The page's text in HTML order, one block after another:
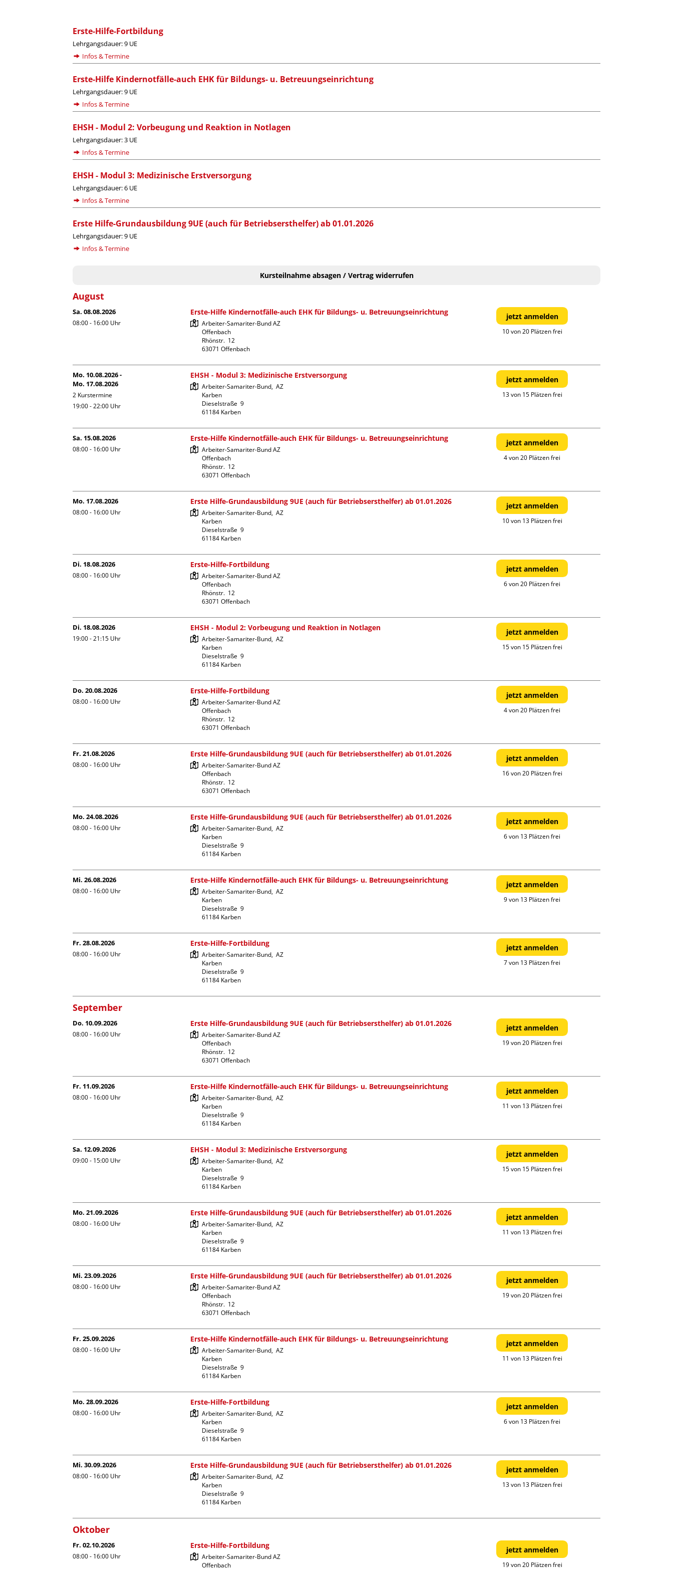
Erste-Hilfe-Fortbildung
Lehrgangsdauer: 9 UE
Infos & Termine
Erste-Hilfe Kindernotfälle-auch EHK für Bildungs- u. Betreuungseinrichtung
Lehrgangsdauer: 9 UE
Infos & Termine
EHSH - Modul 2: Vorbeugung und Reaktion in Notlagen
Lehrgangsdauer: 3 UE
Infos & Termine
EHSH - Modul 3: Medizinische Erstversorgung
Lehrgangsdauer: 6 UE
Infos & Termine
Erste Hilfe-Grundausbildung 9UE (auch für Betriebsersthelfer) ab 01.01.2026
Lehrgangsdauer: 9 UE
Infos & Termine
Kursteilnahme absagen / Vertrag widerrufen
August
Sa. 08.08.2026
08:00 - 16:00 Uhr
Erste-Hilfe Kindernotfälle-auch EHK für Bildungs- u. Betreuungseinrichtung
Arbeiter-Samariter-Bund AZ
Offenbach
Rhönstr.  12
63071 Offenbach
jetzt anmelden
10 von 20 Plätzen frei
Mo. 10.08.2026 -
Mo. 17.08.2026
2 Kurstermine
19:00 - 22:00 Uhr
EHSH - Modul 3: Medizinische Erstversorgung
Arbeiter-Samariter-Bund,  AZ
Karben
Dieselstraße  9
61184 Karben
jetzt anmelden
13 von 15 Plätzen frei
Sa. 15.08.2026
08:00 - 16:00 Uhr
Erste-Hilfe Kindernotfälle-auch EHK für Bildungs- u. Betreuungseinrichtung
Arbeiter-Samariter-Bund AZ
Offenbach
Rhönstr.  12
63071 Offenbach
jetzt anmelden
4 von 20 Plätzen frei
Mo. 17.08.2026
08:00 - 16:00 Uhr
Erste Hilfe-Grundausbildung 9UE (auch für Betriebsersthelfer) ab 01.01.2026
Arbeiter-Samariter-Bund,  AZ
Karben
Dieselstraße  9
61184 Karben
jetzt anmelden
10 von 13 Plätzen frei
Di. 18.08.2026
08:00 - 16:00 Uhr
Erste-Hilfe-Fortbildung
Arbeiter-Samariter-Bund AZ
Offenbach
Rhönstr.  12
63071 Offenbach
jetzt anmelden
6 von 20 Plätzen frei
Di. 18.08.2026
19:00 - 21:15 Uhr
EHSH - Modul 2: Vorbeugung und Reaktion in Notlagen
Arbeiter-Samariter-Bund,  AZ
Karben
Dieselstraße  9
61184 Karben
jetzt anmelden
15 von 15 Plätzen frei
Do. 20.08.2026
08:00 - 16:00 Uhr
Erste-Hilfe-Fortbildung
Arbeiter-Samariter-Bund AZ
Offenbach
Rhönstr.  12
63071 Offenbach
jetzt anmelden
4 von 20 Plätzen frei
Fr. 21.08.2026
08:00 - 16:00 Uhr
Erste Hilfe-Grundausbildung 9UE (auch für Betriebsersthelfer) ab 01.01.2026
Arbeiter-Samariter-Bund AZ
Offenbach
Rhönstr.  12
63071 Offenbach
jetzt anmelden
16 von 20 Plätzen frei
Mo. 24.08.2026
08:00 - 16:00 Uhr
Erste Hilfe-Grundausbildung 9UE (auch für Betriebsersthelfer) ab 01.01.2026
Arbeiter-Samariter-Bund,  AZ
Karben
Dieselstraße  9
61184 Karben
jetzt anmelden
6 von 13 Plätzen frei
Mi. 26.08.2026
08:00 - 16:00 Uhr
Erste-Hilfe Kindernotfälle-auch EHK für Bildungs- u. Betreuungseinrichtung
Arbeiter-Samariter-Bund,  AZ
Karben
Dieselstraße  9
61184 Karben
jetzt anmelden
9 von 13 Plätzen frei
Fr. 28.08.2026
08:00 - 16:00 Uhr
Erste-Hilfe-Fortbildung
Arbeiter-Samariter-Bund,  AZ
Karben
Dieselstraße  9
61184 Karben
jetzt anmelden
7 von 13 Plätzen frei
September
Do. 10.09.2026
08:00 - 16:00 Uhr
Erste Hilfe-Grundausbildung 9UE (auch für Betriebsersthelfer) ab 01.01.2026
Arbeiter-Samariter-Bund AZ
Offenbach
Rhönstr.  12
63071 Offenbach
jetzt anmelden
19 von 20 Plätzen frei
Fr. 11.09.2026
08:00 - 16:00 Uhr
Erste-Hilfe Kindernotfälle-auch EHK für Bildungs- u. Betreuungseinrichtung
Arbeiter-Samariter-Bund,  AZ
Karben
Dieselstraße  9
61184 Karben
jetzt anmelden
11 von 13 Plätzen frei
Sa. 12.09.2026
09:00 - 15:00 Uhr
EHSH - Modul 3: Medizinische Erstversorgung
Arbeiter-Samariter-Bund,  AZ
Karben
Dieselstraße  9
61184 Karben
jetzt anmelden
15 von 15 Plätzen frei
Mo. 21.09.2026
08:00 - 16:00 Uhr
Erste Hilfe-Grundausbildung 9UE (auch für Betriebsersthelfer) ab 01.01.2026
Arbeiter-Samariter-Bund,  AZ
Karben
Dieselstraße  9
61184 Karben
jetzt anmelden
11 von 13 Plätzen frei
Mi. 23.09.2026
08:00 - 16:00 Uhr
Erste Hilfe-Grundausbildung 9UE (auch für Betriebsersthelfer) ab 01.01.2026
Arbeiter-Samariter-Bund AZ
Offenbach
Rhönstr.  12
63071 Offenbach
jetzt anmelden
19 von 20 Plätzen frei
Fr. 25.09.2026
08:00 - 16:00 Uhr
Erste-Hilfe Kindernotfälle-auch EHK für Bildungs- u. Betreuungseinrichtung
Arbeiter-Samariter-Bund,  AZ
Karben
Dieselstraße  9
61184 Karben
jetzt anmelden
11 von 13 Plätzen frei
Mo. 28.09.2026
08:00 - 16:00 Uhr
Erste-Hilfe-Fortbildung
Arbeiter-Samariter-Bund,  AZ
Karben
Dieselstraße  9
61184 Karben
jetzt anmelden
6 von 13 Plätzen frei
Mi. 30.09.2026
08:00 - 16:00 Uhr
Erste Hilfe-Grundausbildung 9UE (auch für Betriebsersthelfer) ab 01.01.2026
Arbeiter-Samariter-Bund,  AZ
Karben
Dieselstraße  9
61184 Karben
jetzt anmelden
13 von 13 Plätzen frei
Oktober
Fr. 02.10.2026
08:00 - 16:00 Uhr
Erste-Hilfe-Fortbildung
Arbeiter-Samariter-Bund AZ
Offenbach
jetzt anmelden
19 von 20 Plätzen frei